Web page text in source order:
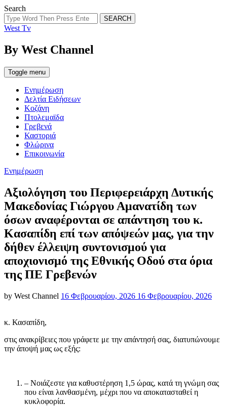
Search
SEARCH
West Tv
By West Channel
Toggle menu
Ενημέρωση
Δελτία Ειδήσεων
Κοζάνη
Πτολεμαϊδα
Γρεβενά
Καστοριά
Φλώρινα
Επικοινωνία
Categories
Ενημέρωση
Αξιολόγηση του Περιφερειάρχη Δυτικής
Μακεδονίας Γιώργου Αμανατίδη των
όσων αναφέρονται σε απάντηση του κ.
Κασαπίδη επί των απόψεών μας, για την
δήθεν έλλειψη συντονισμού για
αποχιονισμό της Εθνικής Οδού στα όρια
της ΠΕ Γρεβενών
by West Channel Posted
16 Φεβρουαρίου, 2026 16 Φεβρουαρίου, 2026
κ. Κασαπίδη,
στις ανακρίβειες που γράφετε με την απάντησή σας, διατυπώνουμε
την άποψή μας ως εξής:
– Νοιάζεστε για καθυστέρηση 1,5 ώρας, κατά τη γνώμη σας
που είναι λανθασμένη, μέχρι που να αποκατασταθεί η
κυκλοφορία.